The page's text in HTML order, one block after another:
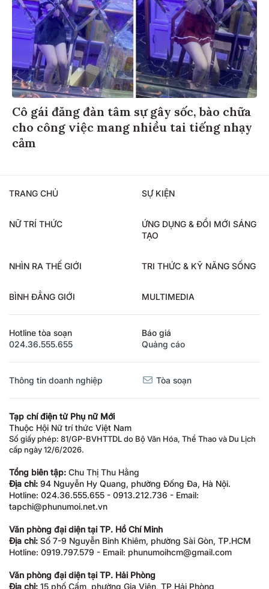
Cô gái đăng đàn tâm sự gây sốc, bào chữa
cho công việc mang nhiều tai tiếng nhạy
cảm
TRANG CHỦ SỰ KIỆN
NỮ TRÍ THỨC
ỨNG DỤNG & ĐỔI MỚI SÁNG
TẠO
NHÌN RA THẾ GIỚI TRI THỨC & KỸ NĂNG SỐNG
BÌNH ĐẲNG GIỚI MULTIMEDIA
Hotline tòa soạn
024.36.555.655
Báo giá
Quảng cáo
Thông tin doanh nghiệp Tòa soạn
Tạp chí điện tử Phụ nữ Mới
Thuộc Hội Nữ trí thức Việt Nam
Số giấy phép: 81/GP-BVHTTDL do Bộ Văn Hóa, Thể Thao và Du Lịch
cấp ngày 12/6/2026.
Tổng biên tập: Chu Thị Thu Hằng
Địa chỉ: 94 Nguyễn Hy Quang, phường Đống Đa, Hà Nội.
Hotline: 024.36.555.655 - 0913.212.736 - Email:
tapchi@phunumoi.net.vn
Văn phòng đại diện tại TP. Hồ Chí Minh
Địa chỉ: Số 7-9 Nguyễn Bỉnh Khiêm, phường Sài Gòn, TP.HCM
Hotline: 0919.797.579 - Email: phunumoihcm@gmail.com
Văn phòng đại diện tại TP. Hải Phòng